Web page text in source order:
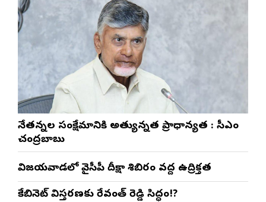
నేతన్నల సంక్షేమానికి అత్యున్నత ప్రాధాన్యత : సీఎం
చంద్రబాబు
విజయవాడలో వైసీపీ దీక్షా శిబిరం వద్ద ఉద్రిక్తత
కేబినెట్ విస్తరణకు రేవంత్ రెడ్డి సిద్ధం!?